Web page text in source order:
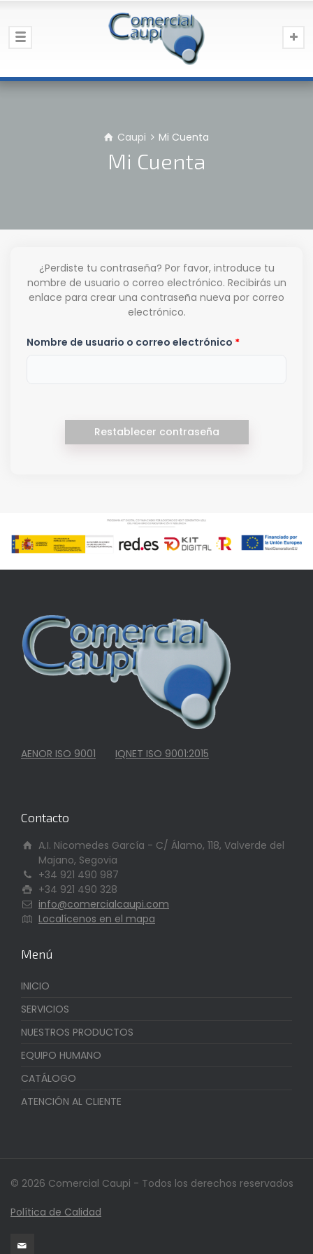
Caupi Mi Cuenta
Mi Cuenta
¿Perdiste tu contraseña? Por favor, introduce tu
nombre de usuario o correo electrónico. Recibirás un
enlace para crear una contraseña nueva por correo
electrónico.
Nombre de usuario o correo electrónico *Obligatorio
Restablecer contraseña
AENOR ISO 9001 IQNET ISO 9001:2015
Contacto
A.I. Nicomedes García - C/ Álamo, 118, Valverde del
Majano, Segovia
+34 921 490 987
+34 921 490 328
info@comercialcaupi.com
Localícenos en el mapa
Menú
INICIO
SERVICIOS
NUESTROS PRODUCTOS
EQUIPO HUMANO
CATÁLOGO
ATENCIÓN AL CLIENTE
© 2026 Comercial Caupi - Todos los derechos reservados
Política de Calidad